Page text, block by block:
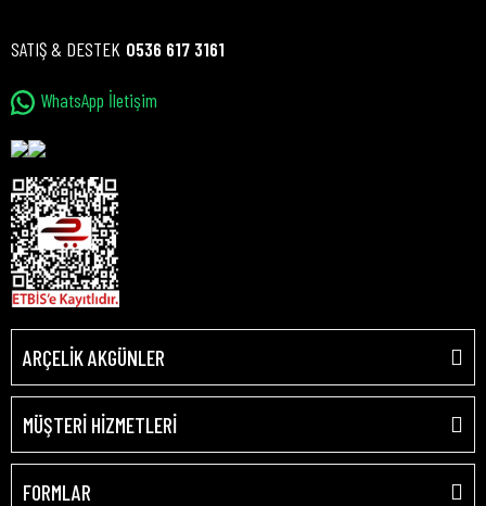
SATIŞ & DESTEK 0536 617 3161
WhatsApp İletişim
ARÇELİK AKGÜNLER
MÜŞTERİ HİZMETLERİ
FORMLAR